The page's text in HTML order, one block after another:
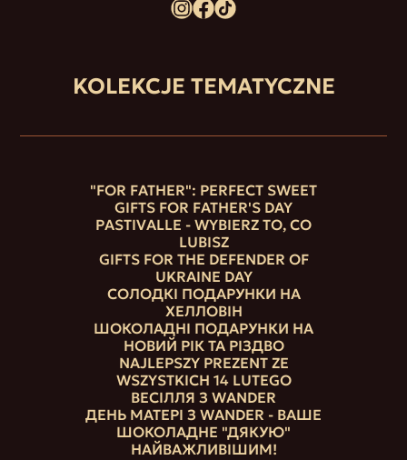
KOLEKCJE TEMATYCZNE
"FOR FATHER": PERFECT SWEET
GIFTS FOR FATHER'S DAY
PASTIVALLE - WYBIERZ TO, CO
LUBISZ
GIFTS FOR THE DEFENDER OF
UKRAINE DAY
СОЛОДКІ ПОДАРУНКИ НА
ХЕЛЛОВІН
ШОКОЛАДНІ ПОДАРУНКИ НА
НОВИЙ РІК ТА РІЗДВО
NAJLEPSZY PREZENT ZE
WSZYSTKICH 14 LUTEGO
ВЕСІЛЛЯ З WANDER
ДЕНЬ МАТЕРІ З WANDER - ВАШЕ
ШОКОЛАДНЕ "ДЯКУЮ"
НАЙВАЖЛИВІШИМ!